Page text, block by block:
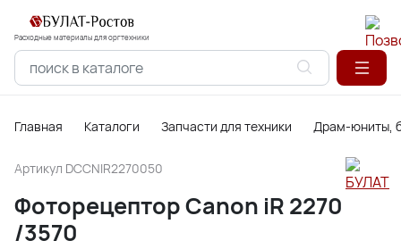
Расходные материалы для оргтехники
Главная Каталоги Запчасти для техники Драм-юниты,
Артикул DCCNIR2270050
Фоторецептор Canon iR 2270
/3570